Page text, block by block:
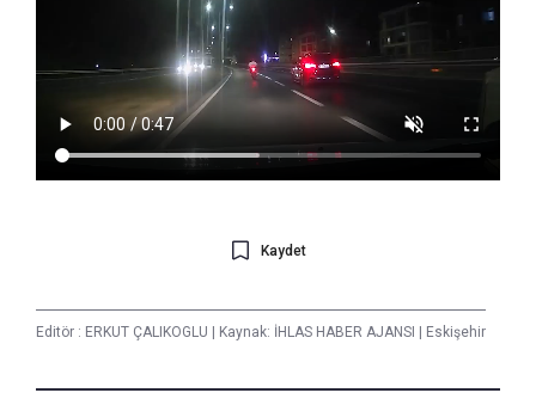
Kaydet
Editör : ERKUT ÇALIKOGLU | Kaynak: İHLAS HABER AJANSI | Eskişehir